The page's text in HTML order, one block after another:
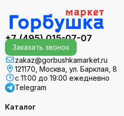
+7 (495) 015-07-07
Заказать звонок
zakaz@gorbushkamarket.ru
121170, Москва, ул. Барклая, 8
с 11:00 до 19:00 ежедневно
Telegram
Каталог